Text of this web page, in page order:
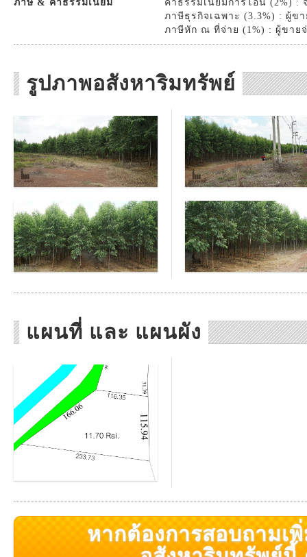
ภาษี & ค่าธรรมเนียม
ค่าธรรมเนียมการโอน (2%) :
ภาษีธุรกิจเฉพาะ (3.3%) : ผู้ข
ภาษีหัก ณ ที่จ่าย (1%) : ผู้ขาย
รูปภาพอสังหาริมทรัพย์
แผนที่ และ แผนผัง
หากต้องการสอบถามเ